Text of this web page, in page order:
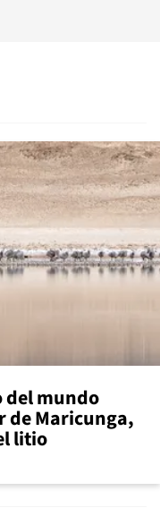
del mundo
de Maricunga,
litio